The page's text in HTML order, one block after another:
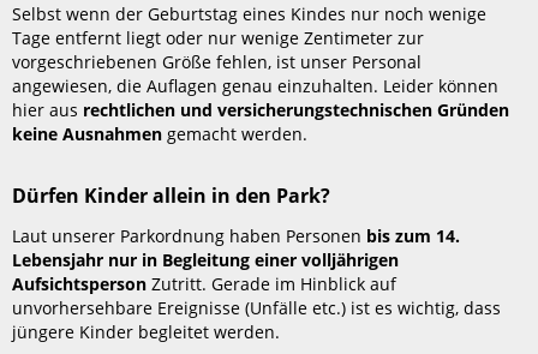
Selbst wenn der Geburtstag eines Kindes nur noch wenige
Tage entfernt liegt oder nur wenige Zentimeter zur
vorgeschriebenen Größe fehlen, ist unser Personal
angewiesen, die Auflagen genau einzuhalten. Leider können
hier aus rechtlichen und versicherungstechnischen Gründen
keine Ausnahmen gemacht werden.
Dürfen Kinder allein in den Park?
Laut unserer Parkordnung haben Personen bis zum 14.
Lebensjahr nur in Begleitung einer volljährigen
AufsichtspersonZutritt. Gerade im Hinblick auf
unvorhersehbare Ereignisse (Unfälle etc.) ist es wichtig, dass
jüngere Kinder begleitet werden.